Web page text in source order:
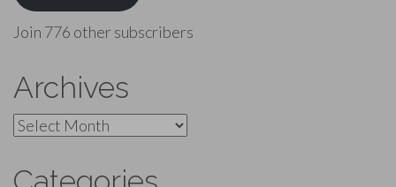
Join 776 other subscribers
Archives
Archives